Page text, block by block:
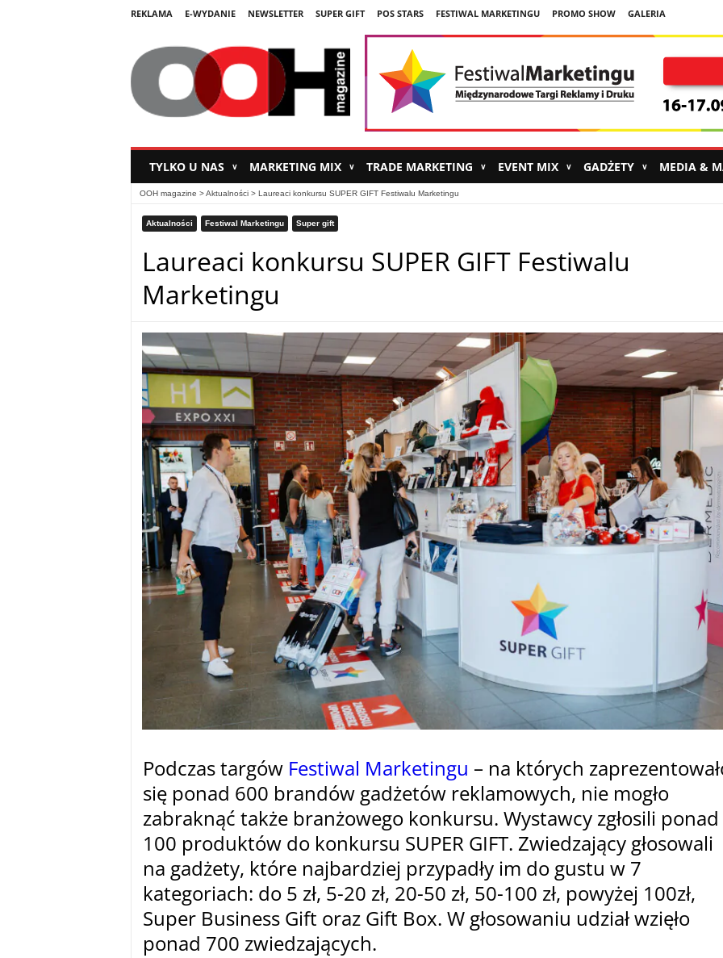
REKLAMA E-WYDANIE NEWSLETTER SUPER GIFT POS STARS FESTIWAL MARKETINGU PROMO SHOW GALERIA
TYLKO U NAS ∨ MARKETING MIX ∨ TRADE MARKETING ∨ EVENT MIX ∨ GADŻETY ∨ MEDIA &
OOH magazine >Aktualności> Laureaci konkursu SUPER GIFT Festiwalu Marketingu
Aktualności Festiwal Marketingu Super gift
Laureaci konkursu SUPER GIFT Festiwalu
Marketingu
Podczas targów Festiwal Marketingu – na których
się ponad 600 brandów gadżetów reklamowych, nie mogło
zabraknąć także branżowego konkursu. Wystawcy zgłosili ponad
100 produktów do konkursu SUPER GIFT. Zwiedzający głosowali
na gadżety, które najbardziej przypadły im do gustu w 7
kategoriach: do 5 zł, 5-20 zł, 20-50 zł, 50-100 zł, powyżej 100zł,
Super Business Gift oraz Gift Box. W głosowaniu udział wzięło
ponad 700 zwiedzających.